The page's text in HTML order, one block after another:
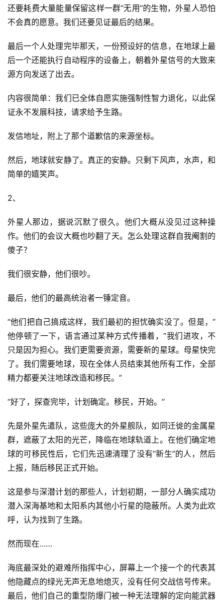
还要耗费大量能量保留这样一群“无用”的生物，外星人恐怕
不会真的愿意。我们还要见证最后的结果。
最后一个人处理完毕那天，一份预设好的信息，在地球上最
后一个还能执行自动程序的设备上，朝着外星信号的大致来
源方向发送了出去。
内容很简单：我们已全体自愿实施强制性智力退化，以此保
证永不发展科技，请求给予生路。
发信地址，附上了那个道歉信的来源坐标。
然后，地球就安静了。真正的安静。只剩下风声，水声，和
简单的嬉笑声。
2、
外星人那边，据说沉默了很久。他们大概从没见过这种操
作。他们的会议大概也吵翻了天。怎么处理这群自我阉割的
傻子？
我们很安静，他们很吵。
最后，他们的最高统治者一锤定音。
“他们把自己搞成这样，我们最初的担忧确实没了。但是，”
他停顿了一下，语言通过某种方式传播着，“我们进攻，不
只是因为担心。我们更需要资源，需要新的星球。母星快完
了。我们需要地球，现在全体人员结束其他所有工作，全部
精力都要关注地球改造和移民。”
“好了，探查完毕，计划确定。移民，开始。”
先是外星先遣队，这些庞大的外星舰队，如同迁徙的金属星
群，遮蔽了太阳的光芒，降临在地球轨道上。在他们确定地
球的可移民性后，它们先迅速清理了没有“新生”的人，然后
上报，随后移民正式开始。
这是参与深潜计划的那些人，计划初期，一部分人确实成功
潜入深海基地和太阳系内其他小行星的隐蔽所。人类为此欢
呼，认为找到了生路。
然而现在……
海底最深处的避难所指挥中心，屏幕上一个接一个的代表其
他隐藏点的绿光无声无息地熄灭，没有任何交战信号传来。
最后，他们自己的重型防爆门被一种无法理解的定向能武器